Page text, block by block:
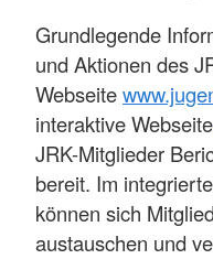
Grundlegende
und Aktionen des
Webseite
interaktive Webseite
JRK-Mitglieder
bereit. Im
können sich
austauschen und